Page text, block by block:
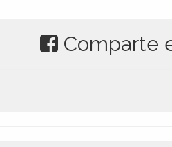
Comparte